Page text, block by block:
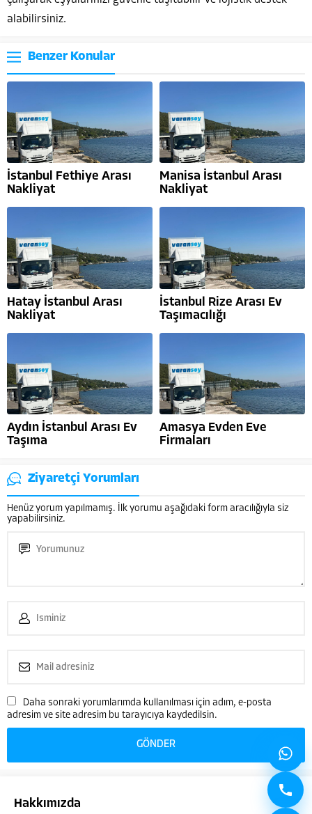
alabilirsiniz.
Benzer Konular
İstanbul Fethiye Arası
Nakliyat
Manisa İstanbul Arası
Nakliyat
Hatay İstanbul Arası
Nakliyat
İstanbul Rize Arası Ev
Taşımacılığı
Aydın İstanbul Arası Ev
Taşıma
Amasya Evden Eve
Firmaları
Ziyaretçi Yorumları
Henüz yorum yapılmamış. İlk yorumu aşağıdaki form aracılığıyla siz
yapabilirsiniz.
Daha sonraki yorumlarımda kullanılması için adım, e-posta
adresim ve site adresim bu tarayıcıya kaydedilsin.
Hakkımızda